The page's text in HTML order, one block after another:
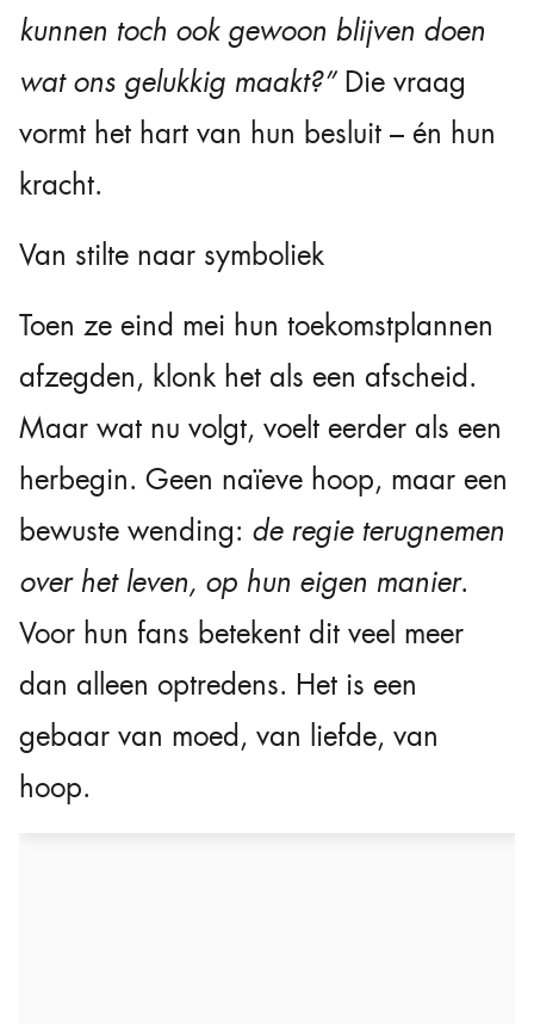
kunnen toch ook gewoon blijven doen
wat ons gelukkig maakt?”Die vraag
vormt het hart van hun besluit – én hun
kracht.
Van stilte naar symboliek
Toen ze eind mei hun toekomstplannen
afzegden, klonk het als een afscheid.
Maar wat nu volgt, voelt eerder als een
herbegin. Geen naïeve hoop, maar een
bewuste wending: de regie terugnemen
over het leven, op hun eigen manier.
Voor hun fans betekent dit veel meer
dan alleen optredens. Het is een
gebaar van moed, van liefde, van
hoop.